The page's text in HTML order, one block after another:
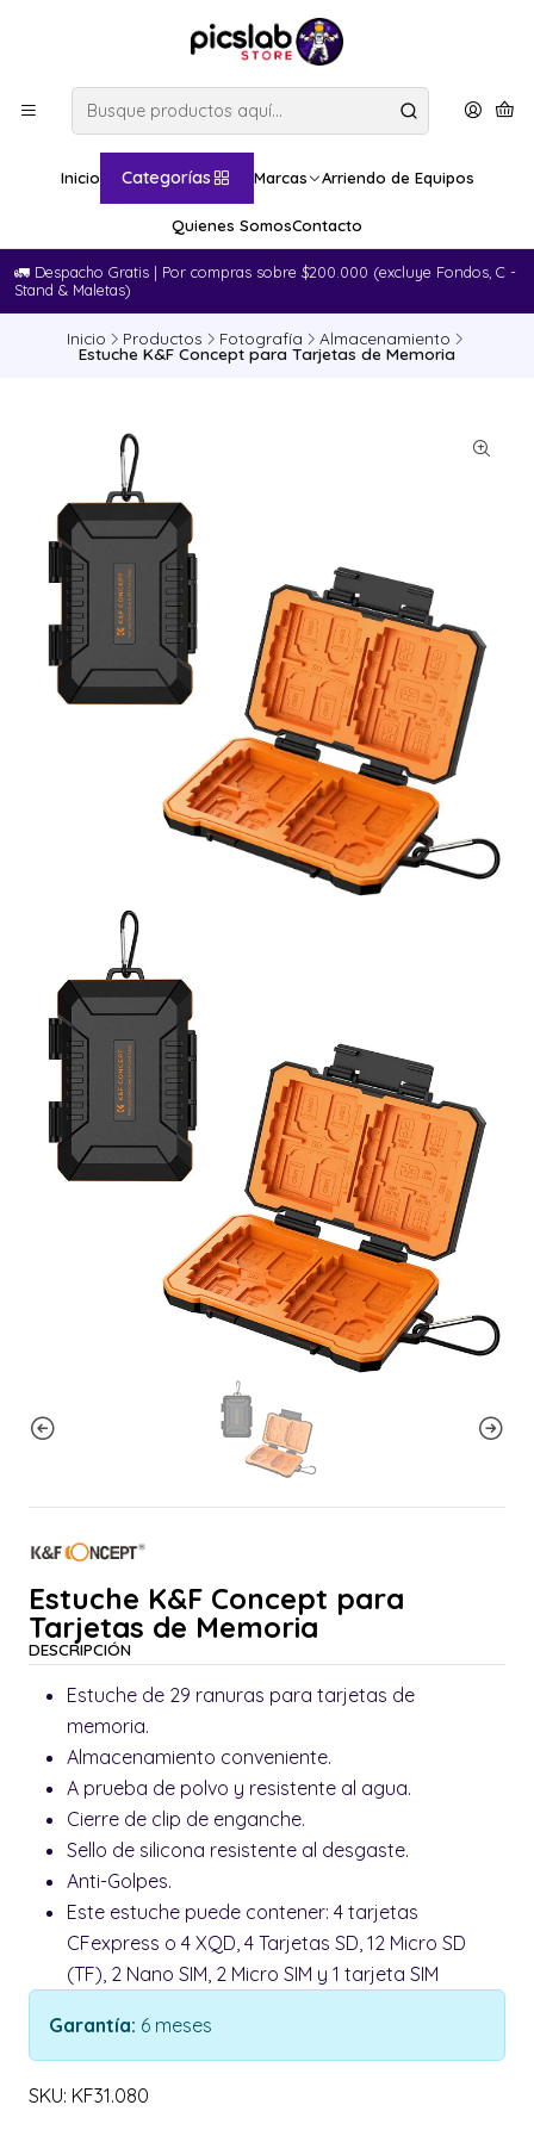
Inicio Categorías Marcas Arriendo de Equipos
Quienes SomosContacto
🚛​ Despacho Gratis | Por compras sobre $200.000 (excluye Fondos, C -
Stand & Maletas)
Inicio Productos Fotografía Almacenamiento
Estuche K&F Concept para Tarjetas de Memoria
Estuche K&F Concept para
Tarjetas de Memoria
DESCRIPCIÓN
Estuche de 29 ranuras para tarjetas de
memoria.
Almacenamiento conveniente.
A prueba de polvo y resistente al agua.
Cierre de clip de enganche.
Sello de silicona resistente al desgaste.
Anti-Golpes.
Este estuche puede contener: 4 tarjetas
CFexpress o 4 XQD, 4 Tarjetas SD, 12 Micro SD
(TF), 2 Nano SIM, 2 Micro SIM y 1 tarjeta SIM
Garantía: 6 meses
SKU: KF31.080